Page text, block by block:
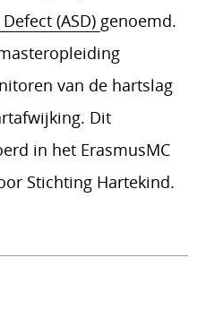
(ASD) genoemd.
van de hartslag
Dit
in het ErasmusMC
Stichting Hartekind.
in het
Wearables